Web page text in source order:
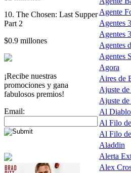
10. The Chosen: Last Supper
Part 2
$0.9 millones
¡Recibe nuestras
promociones y gana
fabulosos premios!
Email:
Agente
Agentes
Agentes
Agentes
Agentes
Agora
Aires de
Ajuste
Ajuste
Al
Al Filo
Al Filo
Aladdin
Alerta
Alex